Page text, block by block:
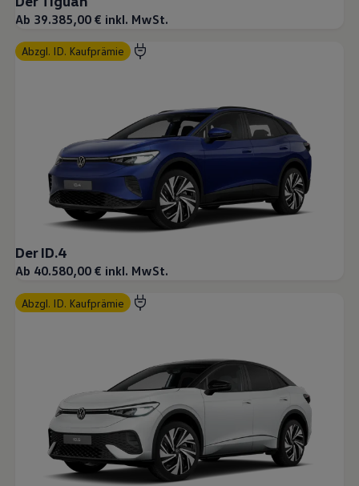
Ab 39.385,00 € inkl. MwSt.
abzgl. ID. Kaufprämie
Der ID.4
Ab 40.580,00 € inkl. MwSt.
abzgl. ID. Kaufprämie